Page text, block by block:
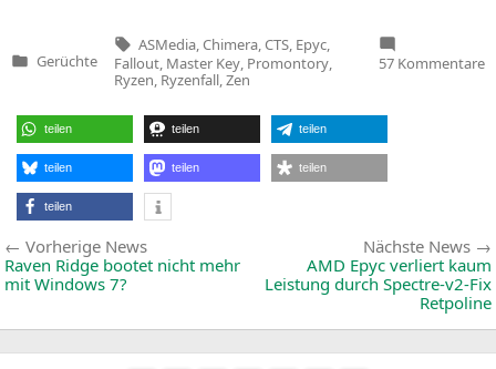
Veröffentlicht
Gerüchte
Tags:
ASMedia,Chimera,CTS, Epyc,
Fallout, Master Key, Promontory,
Ryzen, Ryzenfall,Zen
57 Kommentare
teilen teilen teilen
teilen teilen teilen
teilen
Beitragsnavigation
Vorherige NewsVorherige
News:
Raven Ridge bootet nicht mehr
mit Windows 7?
Nächste News
AMD Epyc verliert kaum
Leistung durch Spectre-v2-Fix
Retpoline